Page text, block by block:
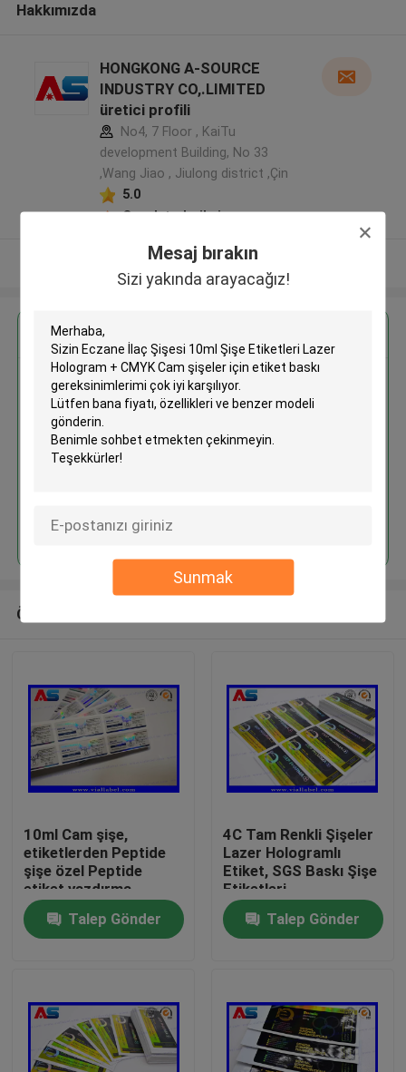
Mesaj bırakın
Sizi yakında arayacağız!
Sunmak
Ürünler
Hakkımızda
Hakkımızda
HONGKONG A-SOURCE
INDUSTRY CO,.LIMITED
üretici profili
No4, 7 Floor , KaiTu
development Building, No 33
,Wang Jiao , Jiulong district ,Çin
5.0
Onaylı tedarikçi
Daha fazla göster
Eczane İlaç Şişesi 10ml Şişe
Etiketleri Lazer Hologram +
baskı
Devam et
Önerilen Ürünler
10ml Cam şişe,
etiketlerden Peptide
şişe özel Peptide
etiket yazdırma
Talep Gönder
4C Tam Renkli Şişeler
Lazer Hologramlı
Etiket, SGS Baskı Şişe
Etiketleri
Talep Gönder